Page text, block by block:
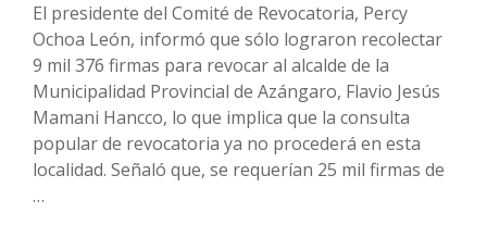
El presidente del Comité de Revocatoria, Percy
Ochoa León, informó que sólo lograron recolectar
9 mil 376 firmas para revocar al alcalde de la
Municipalidad Provincial de Azángaro, Flavio Jesús
Mamani Hancco, lo que implica que la consulta
popular de revocatoria ya no procederá en esta
localidad. Señaló que, se requerían 25 mil firmas de
…